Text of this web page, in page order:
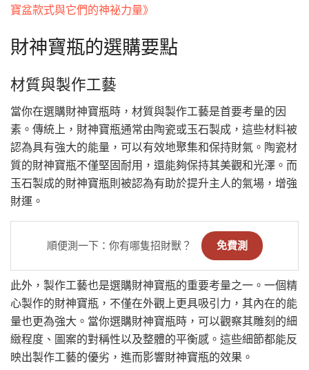
寶盆款式與它們的神祕力量》
財神寶瓶的選購要點
材質與製作工藝
當你在選購財神寶瓶時，材質與製作工藝是首要考量的因
素。傳統上，財神寶瓶通常由陶瓷或玉石製成，這些材料被
認為具有強大的能量，可以有效地聚集和保持財氣。陶瓷材
質的財神寶瓶不僅堅固耐用，還能夠保持其美觀和光澤。而
玉石製成的財神寶瓶則被認為有助於提升主人的氣場，增強
財運。
順便測一下：你有哪隻招財獸？ 免費測
此外，製作工藝也是選購財神寶瓶的重要考量之一。一個精
心製作的財神寶瓶，不僅在外觀上更具吸引力，其內在的能
量也更為強大。當你選購財神寶瓶時，可以觀察其雕刻的細
緻程度、圖案的對稱性以及整體的平衡感。這些細節都能反
映出製作工藝的優劣，進而影響財神寶瓶的效果。